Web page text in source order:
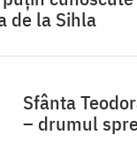
de la Sihla
Sfânta
– drumul